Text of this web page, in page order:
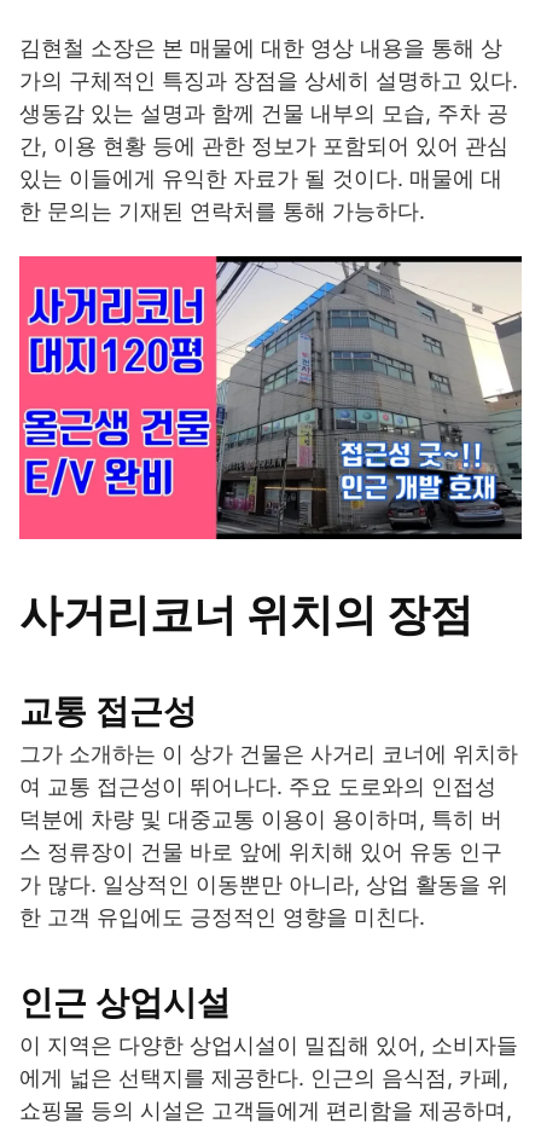
김현철 소장은 본 매물에 대한 영상 내용을 통해 상
가의 구체적인 특징과 장점을 상세히 설명하고 있다.
생동감 있는 설명과 함께 건물 내부의 모습, 주차 공
간, 이용 현황 등에 관한 정보가 포함되어 있어 관심
있는 이들에게 유익한 자료가 될 것이다. 매물에 대
한 문의는 기재된 연락처를 통해 가능하다.
사거리코너 위치의 장점
교통 접근성
그가 소개하는 이 상가 건물은 사거리 코너에 위치하
여 교통 접근성이 뛰어나다. 주요 도로와의 인접성
덕분에 차량 및 대중교통 이용이 용이하며, 특히 버
스 정류장이 건물 바로 앞에 위치해 있어 유동 인구
가 많다. 일상적인 이동뿐만 아니라, 상업 활동을 위
한 고객 유입에도 긍정적인 영향을 미친다.
인근 상업시설
이 지역은 다양한 상업시설이 밀집해 있어, 소비자들
에게 넓은 선택지를 제공한다. 인근의 음식점, 카페,
쇼핑몰 등의 시설은 고객들에게 편리함을 제공하며,